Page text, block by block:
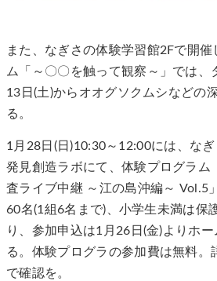
また、なぎさの体験学習館2Fで開
ム「～〇〇を触って観察～」では、
13日(土)からオオグソクムシなどの
る。
1月28日(日)10:30～12:00には、な
発見創造ラボにて、体験プログラム
査ライブ中継 ～江の島沖編～ Vol.5
60名(1組6名まで)、小学生未満は保
り、参加申込は1月26日(金)よりホ
る。体験プログラの参加費は無料。
で確認を。